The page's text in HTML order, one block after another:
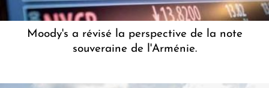
Moody's a révisé la perspective de la note
souveraine de l'Arménie.